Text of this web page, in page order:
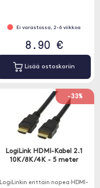
Ei varastossa, 2-6 viikkoa
8.90 €
Lisää ostoskoriin
-33%
LogiLink HDMI-Kabel 2.1
10K/8K/4K - 5 meter
LogiLinkin erittäin nopea HDMI-